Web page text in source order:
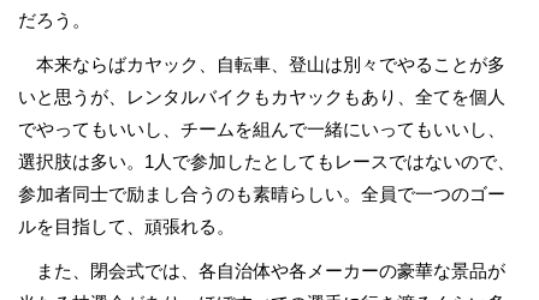
だろう。
本来ならばカヤック、自転車、登山は別々でやることが多
いと思うが、レンタルバイクもカヤックもあり、全てを個人
でやってもいいし、チームを組んで一緒にいってもいいし、
選択肢は多い。1人で参加したとしてもレースではないので、
参加者同士で励まし合うのも素晴らしい。全員で一つのゴー
ルを目指して、頑張れる。
また、閉会式では、各自治体や各メーカーの豪華な景品が